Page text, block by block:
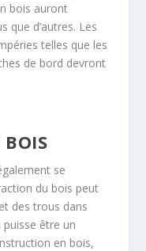
bois auront
que d’autres. Les
telles que les
de bord devront
se
du bois peut
des trous dans
être un
en bois,